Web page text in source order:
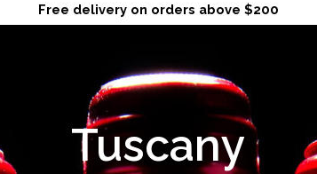
Free delivery on orders above $200
Tuscany